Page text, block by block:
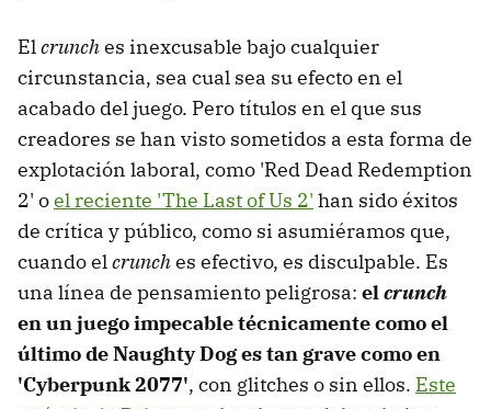
Elcrunches inexcusable bajo cualquier
circunstancia, sea cual sea su efecto en el
acabado del juego. Pero títulos en el que sus
creadores se han visto sometidos a esta forma de
explotación laboral, como 'Red Dead Redemption
2' oel reciente 'The Last of Us 2' han sido éxitos
de crítica y público, como si asumiéramos que,
cuando elcrunches efectivo, es disculpable. Es
una línea de pensamiento peligrosa: elcrunch
en un juego impecable técnicamente como el
último de Naughty Dog es tan grave como en
'Cyberpunk 2077', con glitches o sin ellos. Este